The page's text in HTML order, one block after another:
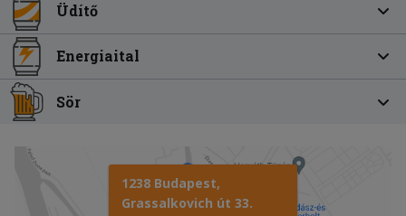
Üdítő
Energiaital
Sör
1238 Budapest,
Grassalkovich út 33.